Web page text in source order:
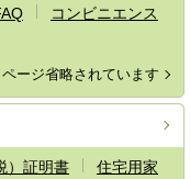
コンビニエンス
ージ省略されています
）証明書
住宅用家